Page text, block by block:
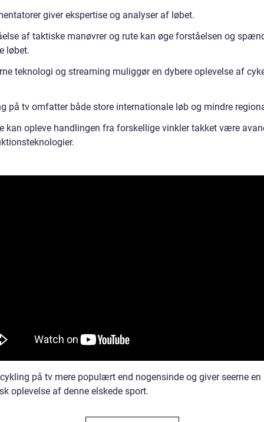
giver ekspertise og analyser af løbet.
af taktiske manøvrer og rute kan øge forståelsen og
løbet.
teknologi og streaming muliggør en dybere oplevelse af
på tv omfatter både store internationale løb og mindre
kan opleve handlingen fra forskellige vinkler takket være
på tv mere populært end nogensinde og giver seerne en
oplevelse af denne elskede sport.